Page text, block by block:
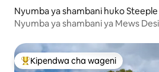
Nyumba ya shambani huko
Nyumba ya shambani ya Mews
Kipendwa maarufu cha wageni
Kipendwa cha wageni